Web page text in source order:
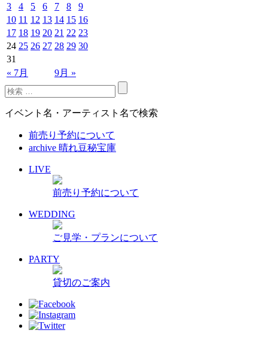
« 7月 9月 »
3
4 5 6 7 8
9
10 11 12 13 14 15 16
17 18 19 20 21 22 23
24 25 26 27 28 29 30
31
イベント名・アーティスト名で検索
前売り予約について
archive 晴れ豆秘宝庫
LIVE
前売り予約について
WEDDING
ご見学・プランについて
PARTY
貸切のご案内